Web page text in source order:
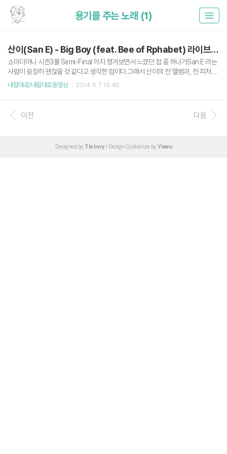
용기를 주는 노래 (1)
산이(San E) - Big Boy (feat. Bee of Rphabet) 라이브 영상
쇼미더머니 시즌3를 Semi-Final 까지 챙겨보면서 느꼈던 점 중 하나가San E 라는
사람이 굉장히 괜찮을 것 같다고 생각한 점이다.그래서 산이의 전 앨범과, 전 피처링
곡을 한동안 계속 찾아 들었다. (자기 노래보다 피처링이 더 많은 것 같다.)그 중에 심
로에게 위안이 된다. Live Lyrics나의 가는 길을 오직 그가 아시나니그가 나를 단련
하신 후에는내가 정금같이 나오리라난 내가 랩퍼가 돼 랩을 할지꿈에도 몰랐어눈 떴
내맘대로/내맘대로동영상 2014. 9. 7. 18:48
이전 다음
Designed by Tistory/ Design Customize by Yowu